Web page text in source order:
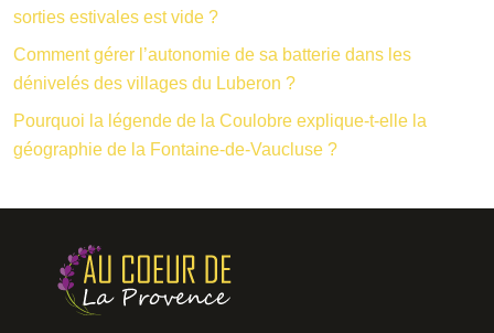
sorties estivales est vide ?
Comment gérer l’autonomie de sa batterie dans les
dénivelés des villages du Luberon ?
Pourquoi la légende de la Coulobre explique-t-elle la
géographie de la Fontaine-de-Vaucluse ?